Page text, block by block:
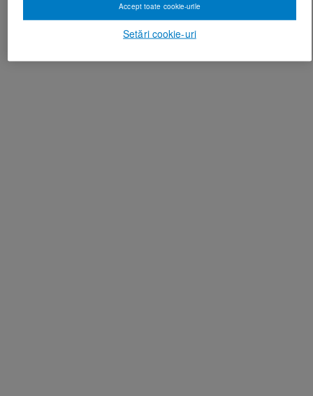
Setări cookie-uri
Accept toate cookie-urile